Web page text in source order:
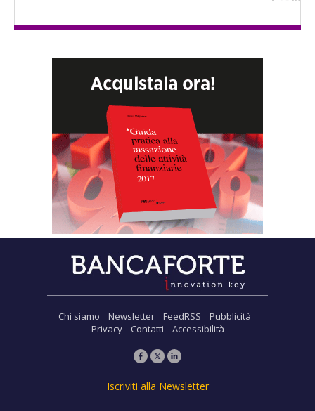
Chi siamo Newsletter FeedRSS
Pubblicità
Privacy
Contatti Accessibilità
Iscriviti alla Newsletter